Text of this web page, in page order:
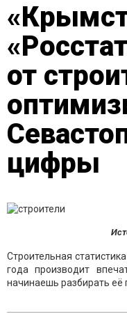
от
цифры
Строительная
года производит
начинаешь разбирать её